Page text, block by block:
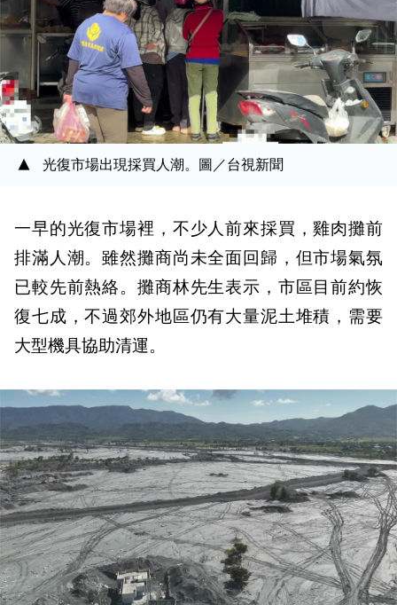
光復市場出現採買人潮。圖／台視新聞
一早的光復市場裡，不少人前來採買，雞肉攤前
排滿人潮。雖然攤商尚未全面回歸，但市場氣氛
已較先前熱絡。攤商林先生表示，市區目前約恢
復七成，不過郊外地區仍有大量泥土堆積，需要
大型機具協助清運。